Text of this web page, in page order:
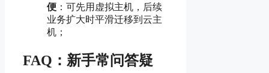
便 ：可先用虚拟主机，后续
业务扩大时平滑迁移到云主
机；
FAQ：新手常问答疑